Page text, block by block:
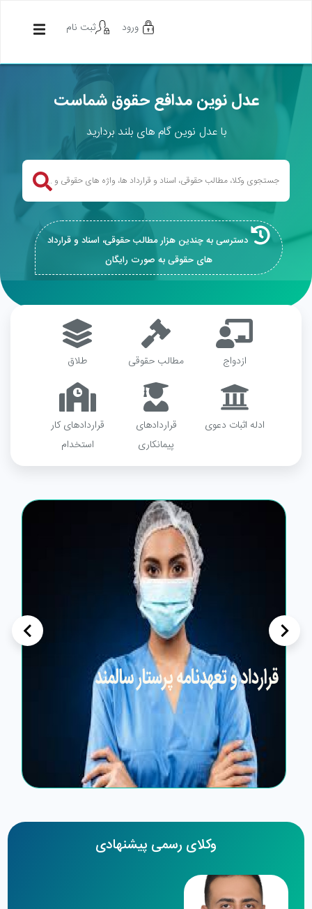
ورود ثبت نام
عدل نوین مدافع حقوق شماست
با عدل نوین گام های بلند بردارید
دسترسی به چندین هزار مطالب حقوقی، اسناد و قرارداد
های حقوقی به صورت رایگان
ازدواج مطالب حقوقی طلاق
ادله اثبات دعوی
قراردادهای
پیمانکاری
قراردادهای کار
استخدام
<
>
وکلای رسمی پیشنهادی